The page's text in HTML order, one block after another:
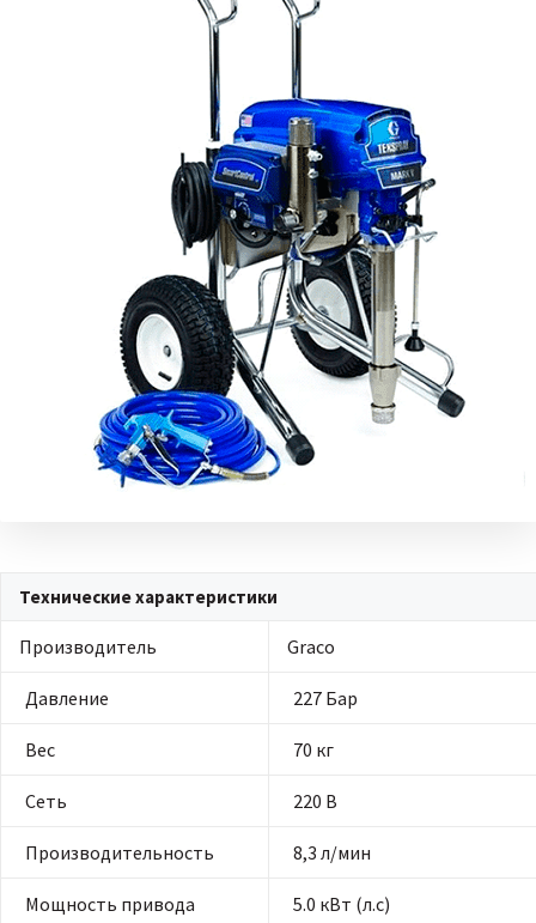
Технические характеристики
Производитель Graco
Давление 227 Бар
Вес 70 кг
Сеть 220 В
Производительность 8,3 л/мин
Мощность привода 5.0 кВт (л.с)